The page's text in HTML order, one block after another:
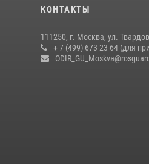
КОНТАКТЫ
111250, г. Москва, ул.
+ 7 (499) 673-23-64 (для